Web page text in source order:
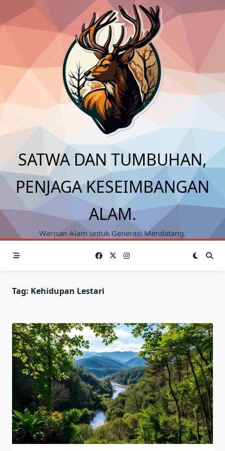
content
SATWA DAN TUMBUHAN,
PENJAGA KESEIMBANGAN
ALAM.
Warisan Alam untuk Generasi Mendatang.
Tag: Kehidupan Lestari